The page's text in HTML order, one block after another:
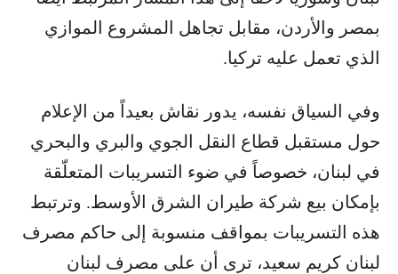
بمصر والأردن، مقابل تجاهل المشروع الموازي
الذي تعمل عليه تركيا.
وفي السياق نفسه، يدور نقاش بعيداً من الإعلام
حول مستقبل قطاع النقل الجوي والبري والبحري
في لبنان، خصوصاً في ضوء التسريبات المتعلّقة
بإمكان بيع شركة طيران الشرق الأوسط. وترتبط
هذه التسريبات بمواقف منسوبة إلى حاكم مصرف
لبنان كريم سعيد، ترى أن على مصرف لبنان